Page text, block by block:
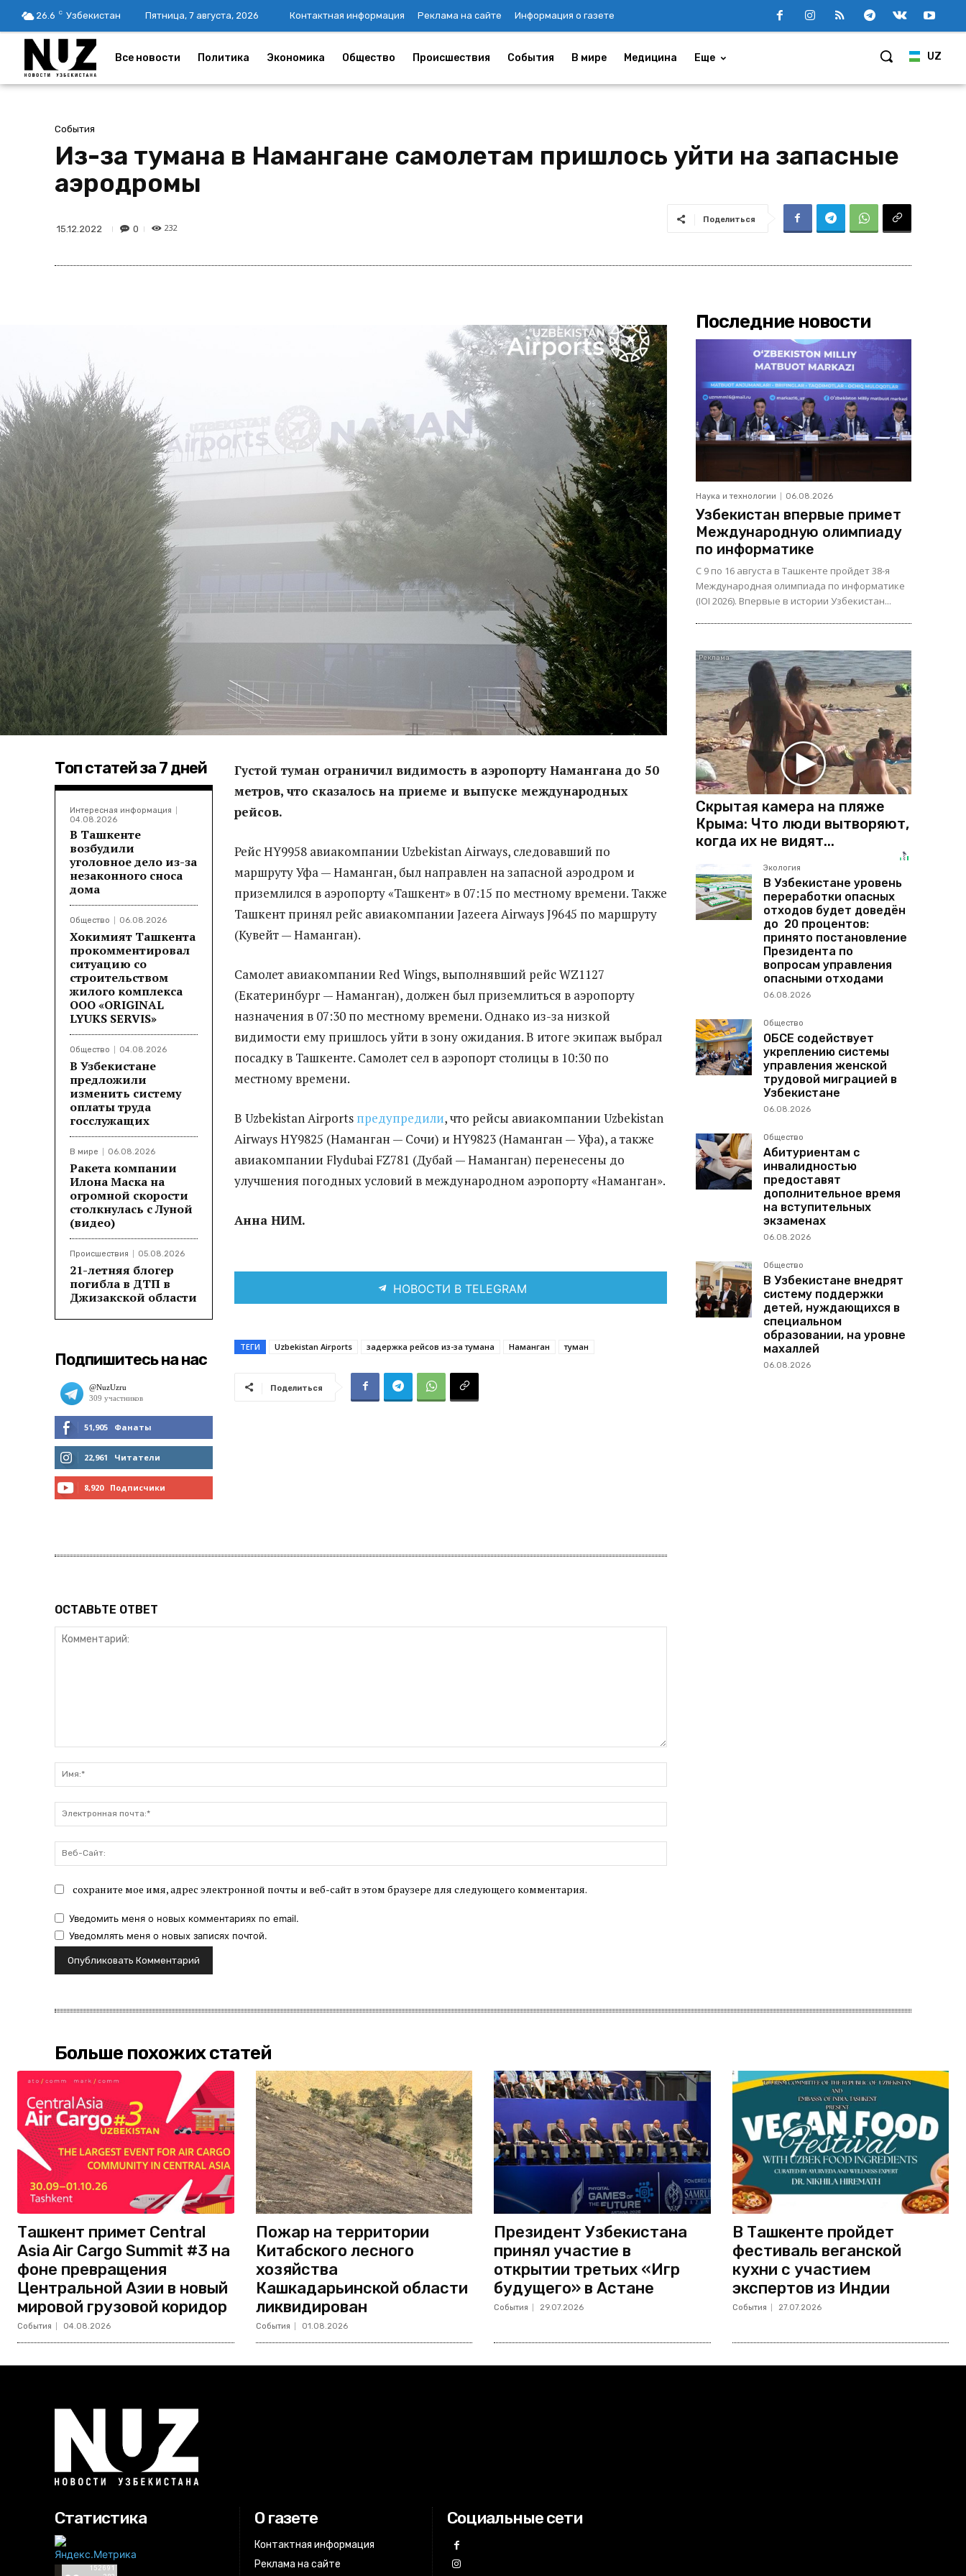
26.6 C Узбекистан Пятница, 7 августа, 2026 Контактная информация Реклама на сайте Информация о газете
UZ
Все новости Политика Экономика Общество Происшествия События В мире Медицина Еще
События
Из-за тумана в Намангане самолетам пришлось уйти на запасные
аэродромы
15.12.2022 0 232
Поделиться
Топ статей за 7 дней
Интересная информация
04.08.2026
В Ташкенте
возбудили
уголовное дело из-за
незаконного сноса
дома
Общество 06.08.2026
Хокимият Ташкента
прокомментировал
ситуацию со
строительством
жилого комплекса
ООО «ORIGINAL
LYUKS SERVIS»
Общество 04.08.2026
В Узбекистане
предложили
изменить систему
оплаты труда
госслужащих
В мире 06.08.2026
Ракета компании
Илона Маска на
огромной скорости
столкнулась с Луной
(видео)
Происшествия 05.08.2026
21-летняя блогер
погибла в ДТП в
Джизакской области
Подпишитесь на нас
51,905 Фанаты
МНЕ НРАВИТСЯ
22,961 Читатели
8,920 Подписчики
Густой туман ограничил видимость в аэропорту Намангана до 50
метров, что сказалось на приеме и выпуске международных
рейсов.
Рейс HY9958 авиакомпании Uzbekistan Airways, следовавший по
маршруту Уфа — Наманган, был направлен на запасной аэродром и
приземлился в аэропорту «Ташкент» в 07:15 по местному времени. Также
Ташкент принял рейс авиакомпании Jazeera Airways J9645 по маршруту
(Кувейт — Наманган).
Самолет авиакомпании Red Wings, выполнявший рейс WZ1127
(Екатеринбург — Наманган), должен был приземлиться в аэропорту
назначения в 07:30 по местному времени. Однако из-за низкой
видимости ему пришлось уйти в зону ожидания. В итоге экипаж выбрал
посадку в Ташкенте. Самолет сел в аэропорт столицы в 10:30 по
местному времени.
В Uzbekistan Airports предупредили, что рейсы авиакомпании Uzbekistan
Airways HY9825 (Наманган — Сочи) и HY9823 (Наманган — Уфа), а также
авиакомпании Flydubai FZ781 (Дубай — Наманган) перенесены до
улучшения погодных условий в международном аэропорту «Наманган».
Анна НИМ.
НОВОСТИ В TELEGRAM
ТЕГИ Uzbekistan Airports задержка рейсов из-за тумана Наманган туман
Поделиться
ОСТАВЬТЕ ОТВЕТ
почта:*
Сайт:
сохраните мое имя, адрес электронной почты и веб-сайт в этом браузере для следующего комментария.
Уведомить меня о новых комментариях по email.
Уведомлять меня о новых записях почтой.
Последние новости
Наука и технологии 06.08.2026
Узбекистан впервые примет
Международную олимпиаду
по информатике
С 9 по 16 августа в Ташкенте пройдет 38-я
Международная олимпиада по информатике
(IOI 2026). Впервые в истории Узбекистан...
Скрытая камера на пляже
Крыма: Что люди вытворяют,
когда их не видят...
Экология
В Узбекистане уровень
переработки опасных
отходов будет доведён
до 20 процентов:
принято постановление
Президента по
вопросам управления
опасными отходами
06.08.2026
Общество
ОБСЕ содействует
укреплению системы
управления женской
трудовой миграцией в
Узбекистане
06.08.2026
Общество
Абитуриентам с
инвалидностью
предоставят
дополнительное время
на вступительных
экзаменах
06.08.2026
Общество
В Узбекистане внедрят
систему поддержки
детей, нуждающихся в
специальном
образовании, на уровне
махаллей
06.08.2026
Больше похожих статей
Ташкент примет Central
Asia Air Cargo Summit #3 на
фоне превращения
Центральной Азии в новый
мировой грузовой коридор
События 04.08.2026
Пожар на территории
Китабского лесного
хозяйства
Кашкадарьинской области
ликвидирован
События 01.08.2026
Президент Узбекистана
принял участие в
открытии третьих «Игр
будущего» в Астане
События 29.07.2026
В Ташкенте пройдет
фестиваль веганской
кухни с участием
экспертов из Индии
События 27.07.2026
Статистика О газете
Контактная информация
Реклама на сайте
Социальные сети